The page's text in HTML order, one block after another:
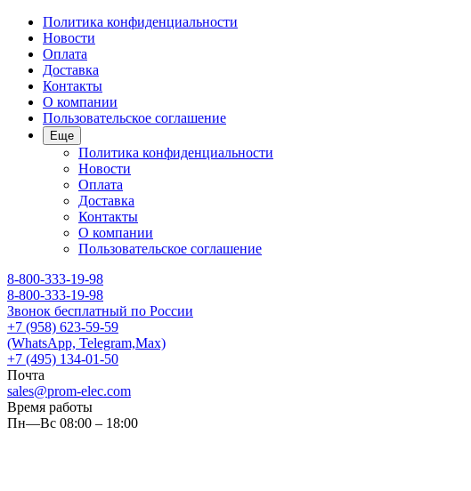
Политика конфиденциальности
Новости
Оплата
Доставка
Контакты
О компании
Пользовательское соглашение
Еще
Политика конфиденциальности
Новости
Оплата
Доставка
Контакты
О компании
Пользовательское соглашение
8-800-333-19-98
8-800-333-19-98
Звонок бесплатный по России
+7 (958) 623-59-59
(WhatsApp, Telegram,Max)
+7 (495) 134-01-50
Почта
sales@prom-elec.com
Время работы
Пн—Вс 08:00 – 18:00